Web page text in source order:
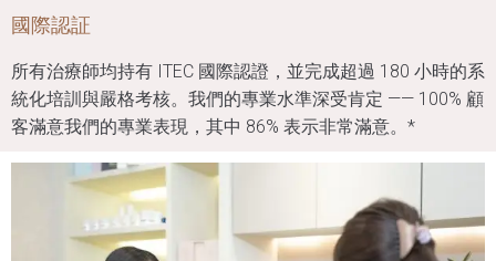
國際認証
所有治療師均持有 ITEC 國際認證，並完成超過 180 小時的系
統化培訓與嚴格考核。我們的專業水準深受肯定 —— 100% 顧
客滿意我們的專業表現，其中 86% 表示非常滿意。*